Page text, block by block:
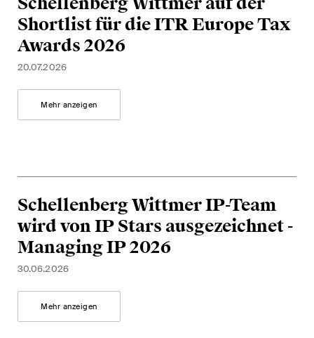
Shortlist für die ITR Europe Tax
Awards 2026
20.07.2026
Mehr anzeigen
Schellenberg Wittmer IP-Team
wird von IP Stars ausgezeichnet -
Managing IP 2026
30.06.2026
Mehr anzeigen
Abonnieren